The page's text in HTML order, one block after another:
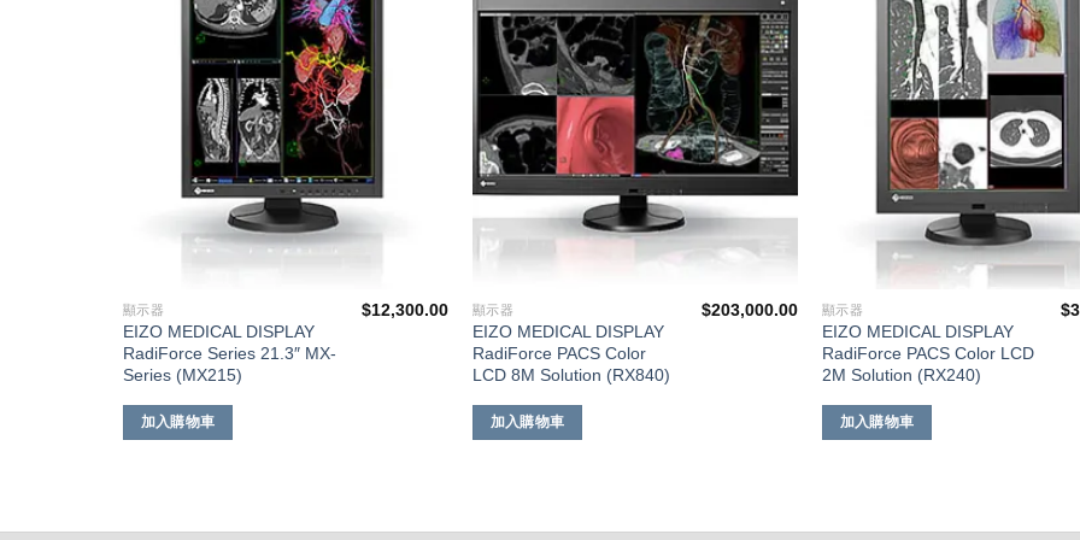
顯示器
EIZO MEDICAL DISPLAY
RadiForce Series 21.3″ MX-
Series (MX215)
$12,300.00
加入購物車
單
顯示器
EIZO MEDICAL DISPLAY
RadiForce PACS Color
LCD 8M Solution (RX840)
$203,000.00
加入購物車
顯示器
EIZO MEDICAL DISPLAY
RadiForce PACS Color LCD
2M Solution (RX240)
$
加入購物車